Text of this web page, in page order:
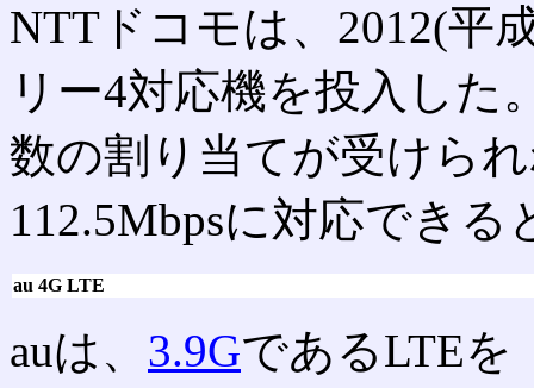
NTTドコモは、2012(平
リー4対応機を投入した
数の割り当てが受けら
112.5Mbpsに対応できる
au 4G LTE
auは、 3.9GであるLTEを